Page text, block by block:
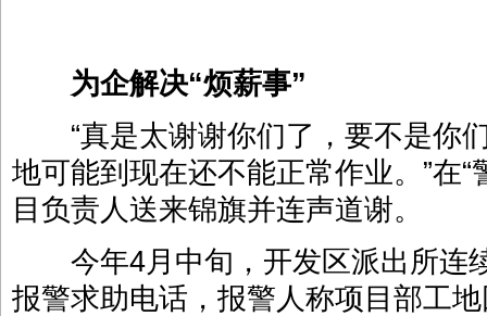
为企解决“烦薪事”
“真是太谢谢你们了，要不是你
地可能到现在还不能正常作业。”在
目负责人送来锦旗并连声道谢。
今年4月中旬，开发区派出所连
报警求助电话，报警人称项目部工